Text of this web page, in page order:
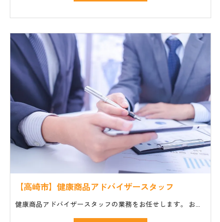
【高崎市】健康商品アドバイザースタッフ
健康商品アドバイザースタッフの業務をお任せします。 お仕事の一般的な流れ ・セミナーやイベント会場への商品や機材の搬入、設置 ・講師や主催者のサポート ・個人のお客様の質問や相談に対応